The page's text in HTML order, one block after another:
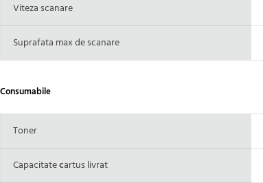
Viteza scanare
Suprafata max de scanare
Consumabile
Toner
Capacitatecartus livrat